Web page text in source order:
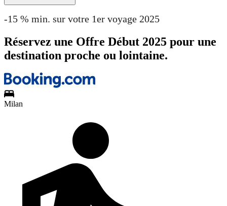
-15 % min. sur votre 1er voyage 2025
Réservez une Offre Début 2025 pour une
destination proche ou lointaine.
Milan